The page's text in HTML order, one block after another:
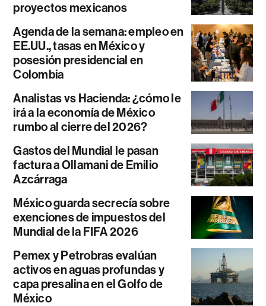
proyectos mexicanos
Agenda de la semana: empleo en
EE.UU., tasas en México y
posesión presidencial en
Colombia
Analistas vs Hacienda: ¿cómo le
irá a la economía de México
rumbo al cierre del 2026?
Gastos del Mundial le pasan
factura a Ollamani de Emilio
Azcárraga
México guarda secrecía sobre
exenciones de impuestos del
Mundial de la FIFA 2026
Pemex y Petrobras evalúan
activos en aguas profundas y
capa presalina en el Golfo de
México